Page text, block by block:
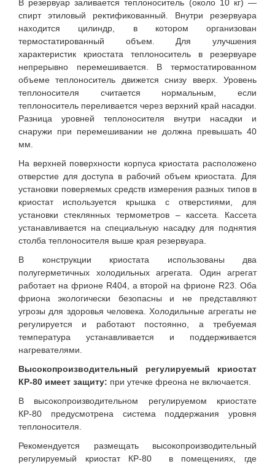
В резервуар заливается теплоноситель (около 10 кг) —
спирт этиловый ректификованный. Внутри резервуара
находится цилиндр, в котором организован
термостатированный объем. Для улучшения
характеристик криостата теплоноситель в резервуаре
непрерывно перемешивается. В термостатированном
объеме теплоноситель движется снизу вверх. Уровень
теплоносителя считается нормальным, если
теплоноситель переливается через верхний край насадки.
Разница уровней теплоносителя внутри насадки и
снаружи при перемешивании не должна превышать 40
мм.
На верхней поверхности корпуса криостата расположено
отверстие для доступа в рабочий объем криостата. Для
установки поверяемых средств измерения разных типов в
криостат используется крышка с отверстиями, для
установки стеклянных термометров – кассета. Кассета
устанавливается на специальную насадку для поднятия
столба теплоносителя выше края резервуара.
В конструкции криостата использованы два
полугерметичных холодильных агрегата. Один агрегат
работает на фрионе R404, а второй на фрионе R23. Оба
фриона экологически безопасны и не представляют
угрозы для здоровья человека. Холодильные агрегаты не
регулируется и работают постоянно, а требуемая
температура устанавливается и поддерживается
нагревателями.
Высокопроизводительный регулируемый криостат
КР-80 имеет защиту: при утечке фреона не включается.
В высокопроизводительном регулируемом криостате
КР-80 предусмотрена система поддержания уровня
теплоносителя.
Рекомендуется размещать высокопроизводительный
регулируемый криостат КР-80 в помещениях, где